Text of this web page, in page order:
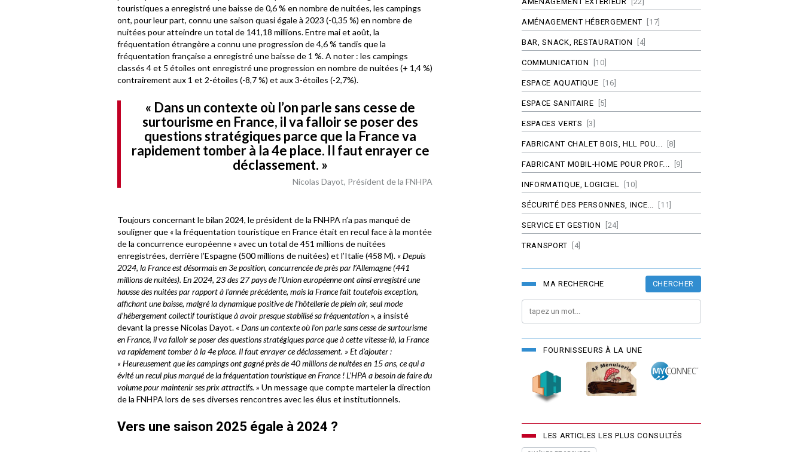
touristiques a enregistré une baisse de 0,6 % en nombre de nuitées, les campings
ont, pour leur part, connu une saison quasi égale à 2023 (-0,35 %) en nombre de
nuitées pour atteindre un total de 141,18 millions. Entre mai et août, la
fréquentation étrangère a connu une progression de 4,6 % tandis que la
fréquentation française a enregistré une baisse de 1 %. A noter : les campings
classés 4 et 5 étoiles ont enregistré une progression en nombre de nuitées (+ 1,4 %)
contrairement aux 1 et 2-étoiles (-8,7 %) et aux 3-étoiles (-2,7%).
« Dans un contexte où l’on parle sans cesse de
surtourisme en France, il va falloir se poser des
questions stratégiques parce que la France va
rapidement tomber à la 4e place. Il faut enrayer ce
déclassement. »
Nicolas Dayot, Président de la FNHPA
Toujours concernant le bilan 2024, le président de la FNHPA n’a pas manqué de
souligner que « la fréquentation touristique en France était en recul face à la montée
de la concurrence européenne » avec un total de 451 millions de nuitées
enregistrées, derrière l’Espagne (500 millions de nuitées) et l’Italie (458 M). «Depuis
2024, la France est désormais en 3e position, concurrencée de près par l’Allemagne (441
millions de nuitées). En 2024, 23 des 27 pays de l’Union européenne ont ainsi enregistré une
hausse des nuitées par rapport à l’année précédente, mais la France fait toutefois exception,
affichant une baisse, malgré la dynamique positive de l’hôtellerie de plein air, seul mode
d’hébergement collectif touristique à avoir presque stabilisé sa fréquentation», a insisté
devant la presse Nicolas Dayot. «Dans un contexte où l’on parle sans cesse de surtourisme
en France, il va falloir se poser des questions stratégiques parce que à cette vitesse-là, la France
va rapidement tomber à la 4e place. Il faut enrayer ce déclassement. » Et d’ajouter :
« Heureusement que les campings ont gagné près de 40 millions de nuitées en 15 ans, ce qui a
évité un recul plus marqué de la fréquentation touristique en France ! L’HPA a besoin de faire du
volume pour maintenir ses prix attractifs. » Un message que compte marteler la direction
de la FNHPA lors de ses diverses rencontres avec les élus et institutionnels.
Vers une saison 2025 égale à 2024 ?
AMÉNAGEMENT HÉBERGEMENT [17]
BAR, SNACK, RESTAURATION [4]
COMMUNICATION [10]
ESPACE AQUATIQUE [16]
ESPACE SANITAIRE [5]
ESPACES VERTS [3]
FABRICANT CHALET BOIS, HLL POU... [8]
FABRICANT MOBIL-HOME POUR PROF... [9]
INFORMATIQUE, LOGICIEL [10]
SÉCURITÉ DES PERSONNES, INCE... [11]
SERVICE ET GESTION [24]
TRANSPORT [4]
MA RECHERCHE CHERCHER
FOURNISSEURS À LA UNE
LES ARTICLES LES PLUS CONSULTÉS